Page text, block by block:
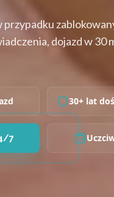
przypadku
dojazd w 30
30+ lat
7